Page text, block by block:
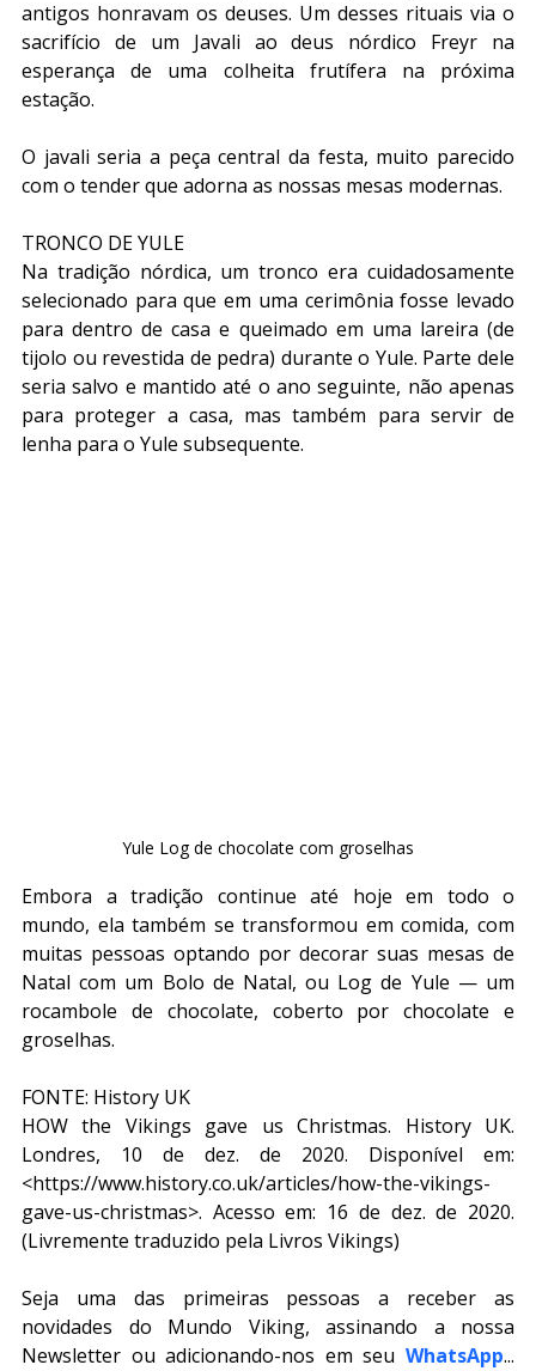
antigos honravam os deuses. Um desses rituais via o
sacrifício de um Javali ao deus nórdico Freyr na
esperança de uma colheita frutífera na próxima
estação.
O javali seria a peça central da festa, muito parecido
com o tender que adorna as nossas mesas modernas.
TRONCO DE YULE
Na tradição nórdica, um tronco era cuidadosamente
selecionado para que em uma cerimônia fosse levado
para dentro de casa e queimado em uma lareira (de
tijolo ou revestida de pedra) durante o Yule. Parte dele
seria salvo e mantido até o ano seguinte, não apenas
para proteger a casa, mas também para servir de
lenha para o Yule subsequente.
Yule Log de chocolate com groselhas
Embora a tradição continue até hoje em todo o
mundo, ela também se transformou em comida, com
muitas pessoas optando por decorar suas mesas de
Natal com um Bolo de Natal, ou Log de Yule — um
rocambole de chocolate, coberto por chocolate e
groselhas.
FONTE: History UK
HOW the Vikings gave us Christmas. History UK.
Londres, 10 de dez. de 2020. Disponível em:
<https://www.history.co.uk/articles/how-the-vikings-
gave-us-christmas>. Acesso em: 16 de dez. de 2020.
(Livremente traduzido pela Livros Vikings)
Seja uma das primeiras pessoas a receber as
novidades do Mundo Viking, assinando a nossa
Newsletter ou adicionando-nos em seu WhatsApp...